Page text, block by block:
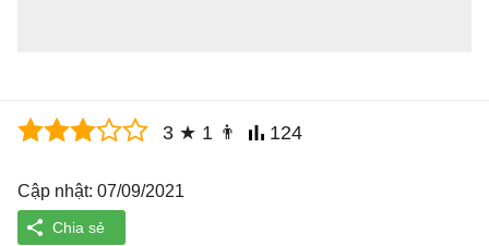
3 ★ 1 👨 124
Cập nhật: 07/09/2021